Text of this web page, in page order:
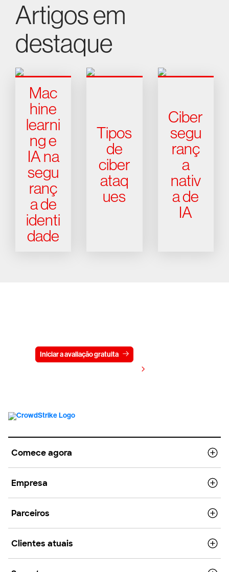
Artigos em
destaque
Mac
hine
learni
ng e
IA na
segu
ranç
a de
identi
dade
Tipos
de
ciber
ataq
ues
Ciber
segu
ranç
a
nativ
a de
IA
Iniciar a avaliação gratuita
Comece agora
Empresa
Parceiros
Clientes atuais